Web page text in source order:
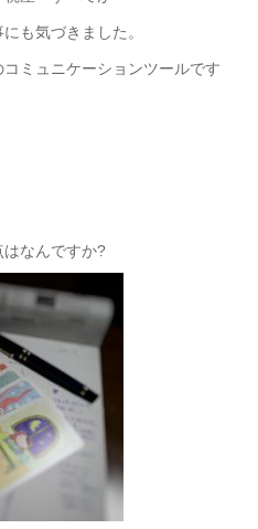
も気づきました。
ミュニケーションツールです
なんですか?